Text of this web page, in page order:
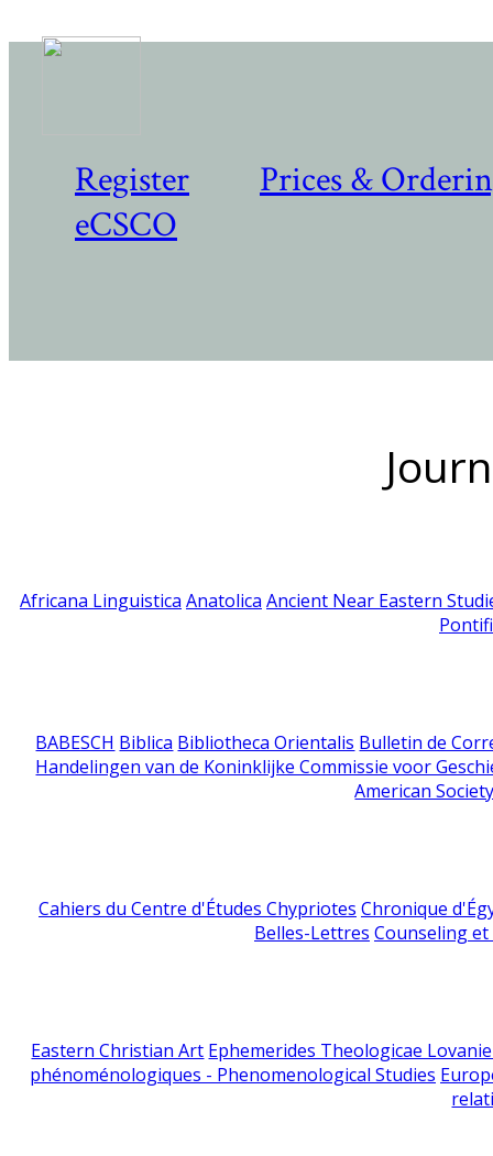
Register
Prices &
eCSCO
Africana Linguistica Anatolica Ancient Near Eastern
BABESCH Biblica Bibliotheca Orientalis Bulletin de
Handelingen van de Koninklijke Commissie voor
American
Cahiers du Centre d'Études Chypriotes Chronique
Belles-Lettres Counseling
Eastern Christian Art Ephemerides Theologicae
phénoménologiques - Phenomenological Studies